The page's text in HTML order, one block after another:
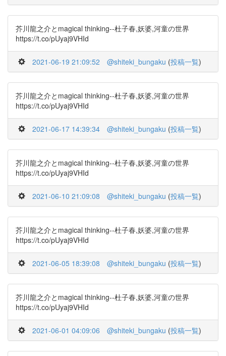
芥川龍之介とmagical thinking--杜子春,妖婆,河童の世界
https://t.co/pUyaj9VHId
2021-06-19 21:09:52 @shiteki_bungaku (投稿一覧)
芥川龍之介とmagical thinking--杜子春,妖婆,河童の世界
https://t.co/pUyaj9VHId
2021-06-17 14:39:34 @shiteki_bungaku (投稿一覧)
芥川龍之介とmagical thinking--杜子春,妖婆,河童の世界
https://t.co/pUyaj9VHId
2021-06-10 21:09:08 @shiteki_bungaku (投稿一覧)
芥川龍之介とmagical thinking--杜子春,妖婆,河童の世界
https://t.co/pUyaj9VHId
2021-06-05 18:39:08 @shiteki_bungaku (投稿一覧)
芥川龍之介とmagical thinking--杜子春,妖婆,河童の世界
https://t.co/pUyaj9VHId
2021-06-01 04:09:06 @shiteki_bungaku (投稿一覧)